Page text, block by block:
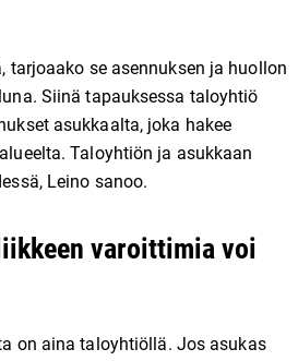
tarjoaako se asennuksen ja huollon
Siinä tapauksessa taloyhtiö
asukkaalta, joka hakee
Taloyhtiön ja asukkaan
Leino sanoo.
varoittimia voi
on aina taloyhtiöllä. Jos asukas